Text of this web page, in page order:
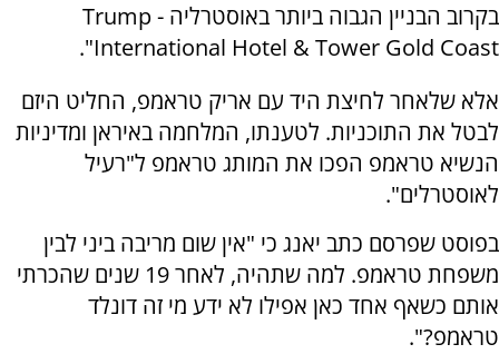
בקרוב הבניין הגבוה ביותר באוסטרליה - Trump
International Hotel & Tower Gold Coast".
אלא שלאחר לחיצת היד עם אריק טראמפ, החליט היזם
לבטל את התוכניות. לטענתו, המלחמה באיראן ומדיניות
הנשיא טראמפ הפכו את המותג טראמפ ל"רעיל
לאוסטרלים".
בפוסט שפרסם כתב יאנג כי "אין שום מריבה ביני לבין
משפחת טראמפ. למה שתהיה, לאחר 19 שנים שהכרתי
אותם כשאף אחד כאן אפילו לא ידע מי זה דונלד
טראמפ?".